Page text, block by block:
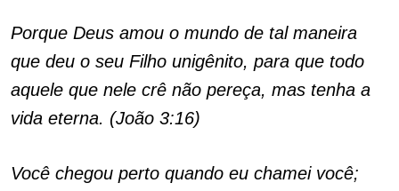
Porque Deus amou o mundo de tal maneira
que deu o seu Filho unigênito, para que todo
aquele que nele crê não pereça, mas tenha a
vida eterna. (João 3:16)
Você chegou perto quando eu chamei você;